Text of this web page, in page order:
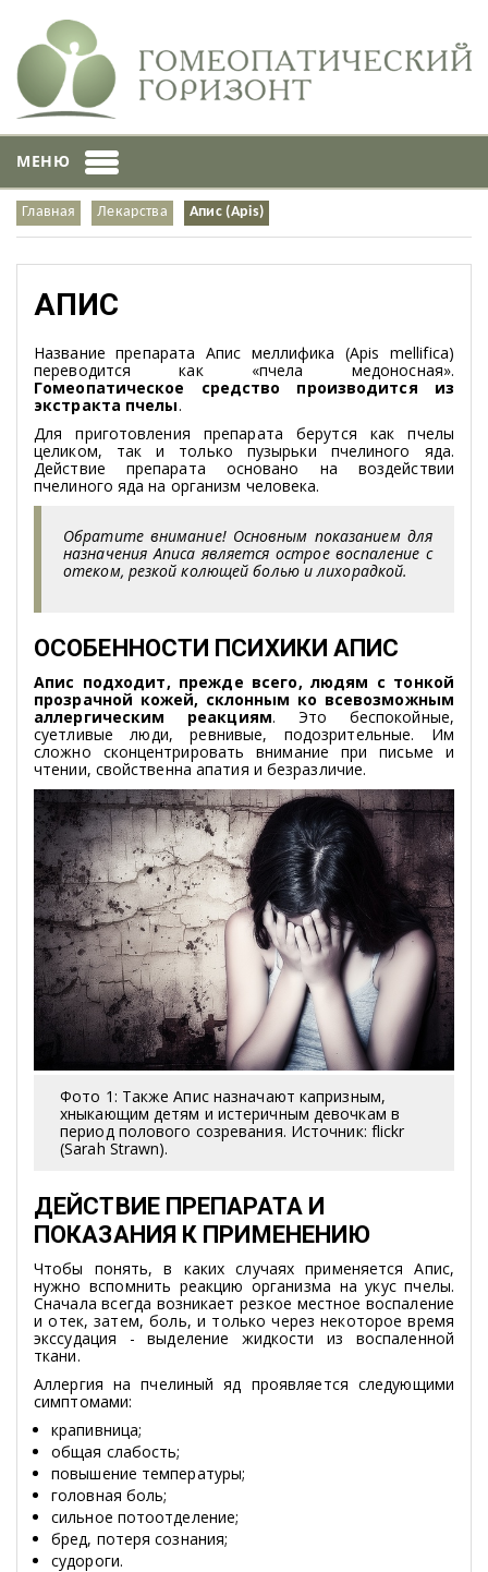
МЕНЮ
Главная Лекарства Апис (Apis)
АПИС
Название препарата Апис меллифика (Apis mellifica)
переводится как «пчела медоносная».
Гомеопатическое средство производится из
экстракта пчелы.
Для приготовления препарата берутся как пчелы
целиком, так и только пузырьки пчелиного яда.
Действие препарата основано на воздействии
пчелиного яда на организм человека.
Обратите внимание! Основным показанием для
назначения Аписа является острое воспаление с
отеком, резкой колющей болью и лихорадкой.
ОСОБЕННОСТИ ПСИХИКИ АПИС
Апис подходит, прежде всего, людям с тонкой
прозрачной кожей, склонным ко всевозможным
аллергическим реакциям. Это беспокойные,
суетливые люди, ревнивые, подозрительные. Им
сложно сконцентрировать внимание при письме и
чтении, свойственна апатия и безразличие.
Фото 1: Также Апис назначают капризным,
хныкающим детям и истеричным девочкам в
период полового созревания. Источник: flickr
(Sarah Strawn).
ДЕЙСТВИЕ ПРЕПАРАТА И
ПОКАЗАНИЯ К ПРИМЕНЕНИЮ
Чтобы понять, в каких случаях применяется Апис,
нужно вспомнить реакцию организма на укус пчелы.
Сначала всегда возникает резкое местное воспаление
и отек, затем, боль, и только через некоторое время
экссудация - выделение жидкости из воспаленной
ткани.
Аллергия на пчелиный яд проявляется следующими
симптомами:
крапивница;
общая слабость;
повышение температуры;
головная боль;
сильное потоотделение;
бред, потеря сознания;
судороги.